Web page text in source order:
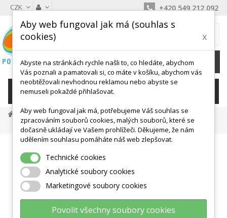
CZK +420 549 212 092
0 Kč
KATEGORIE
Dráhy Pro Motoriku
GONGE Říční Kameny - Nášlapná Dráha
Aby web fungoval jak má (souhlas s
cookies)
x
Abyste na stránkách rychle našli to, co hledáte, abychom
Vás poznali a pamatovali si, co máte v košíku, abychom vás
neobtěžovali nevhodnou reklamou nebo abyste se
nemuseli pokaždé přihlašovat.
Aby web fungoval jak má, potřebujeme Váš souhlas se
zpracováním souborů cookies, malých souborů, které se
dočasně ukládají ve Vašem prohlížeči. Děkujeme, že nám
udělením souhlasu pomáháte náš web zlepšovat.
Technické cookies
Analytické soubory cookies
Marketingové soubory cookies
Povolit všechny soubory cookies